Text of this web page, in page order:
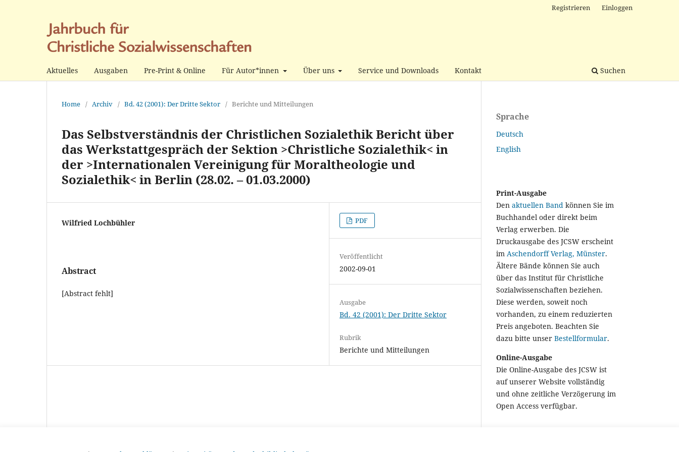
Aktuelles Ausgaben Pre-Print & Online Für Autor*innen Über uns Service und Downloads Kontakt Suchen
Registrieren Einloggen
Home / Archiv / Bd. 42 (2001): Der Dritte Sektor / Berichte und Mitteilungen
Das Selbstverständnis der Christlichen Sozialethik Bericht über
das Werkstattgespräch der Sektion >Christliche Sozialethik< in
der >Internationalen Vereinigung für Moraltheologie und
Sozialethik< in Berlin (28.02. – 01.03.2000)
Wilfried Lochbühler
Abstract
[Abstract fehlt]
PDF
Veröffentlicht
2002-09-01
Ausgabe
Bd. 42 (2001): Der Dritte Sektor
Rubrik
Berichte und Mitteilungen
Sprache
Deutsch
English
Print-Ausgabe
Den aktuellen Band können Sie im
Buchhandel oder direkt beim
Verlag erwerben. Die
Druckausgabe des JCSW erscheint
im Aschendorff Verlag, Münster.
Ältere Bände können Sie auch
über das Institut für Christliche
Sozialwissenschaften beziehen.
Diese werden, soweit noch
vorhanden, zu einem reduzierten
Preis angeboten. Beachten Sie
dazu bitte unser Bestellformular.
Online-Ausgabe
Die Online-Ausgabe des JCSW ist
auf unserer Website vollständig
und ohne zeitliche Verzögerung im
Open Access verfügbar.